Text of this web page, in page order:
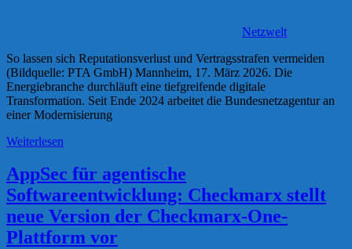
Netzwelt
So lassen sich Reputationsverlust und Vertragsstrafen vermeiden
(Bildquelle: PTA GmbH) Mannheim, 17. März 2026. Die
Energiebranche durchläuft eine tiefgreifende digitale
Transformation. Seit Ende 2024 arbeitet die Bundesnetzagentur an
einer Modernisierung
Weiterlesen
AppSec für agentische
Softwareentwicklung: Checkmarx stellt
neue Version der Checkmarx-One-
Plattform vor